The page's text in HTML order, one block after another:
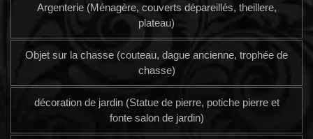
Argenterie (Ménagère, couverts dépareillés, theillere,
plateau)
Objet sur la chasse (couteau, dague ancienne, trophée de
chasse)
décoration de jardin (Statue de pierre, potiche pierre et
fonte salon de jardin)